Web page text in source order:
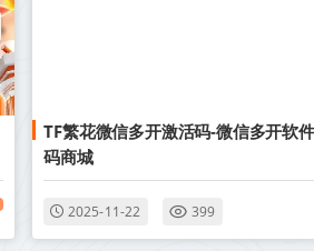
TF繁花微信多开激活码-微信多开软
码商城
2025-11-22 399